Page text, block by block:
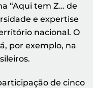
“Aqui tem Z… de
e expertise
nacional. O
por exemplo, na
de cinco